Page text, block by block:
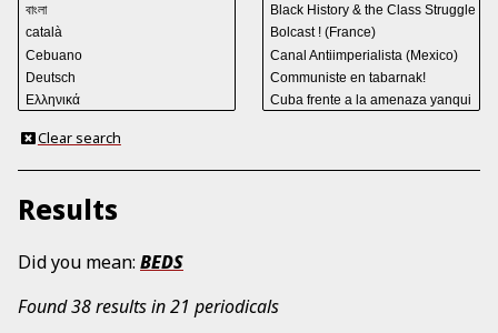
Clear search
Results
Did you mean: BEDS
Found 38 results in 21 periodicals